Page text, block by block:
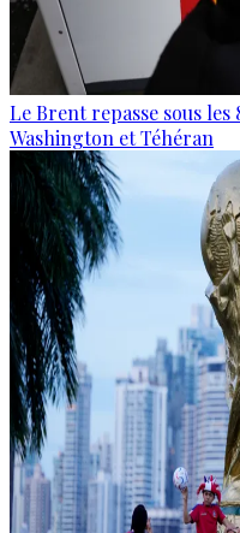
Le Brent repasse sous
Washington et Téhéran